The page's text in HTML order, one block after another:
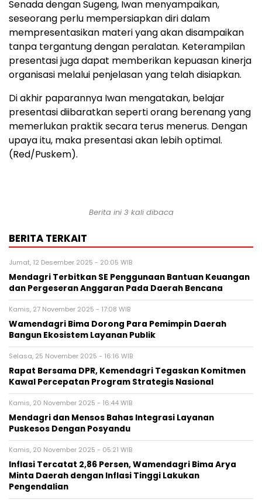
Senada dengan Sugeng, Iwan menyampaikan,
seseorang perlu mempersiapkan diri dalam
mempresentasikan materi yang akan disampaikan
tanpa tergantung dengan peralatan. Keterampilan
presentasi juga dapat memberikan kepuasan kinerja
organisasi melalui penjelasan yang telah disiapkan.
Di akhir paparannya Iwan mengatakan, belajar
presentasi diibaratkan seperti orang berenang yang
memerlukan praktik secara terus menerus. Dengan
upaya itu, maka presentasi akan lebih optimal.
(Red/Puskem).
Berita ini 3 kali dibaca
BERITA TERKAIT
Jumat, 12 Desember 2025 - 20:05 WIB
Mendagri Terbitkan SE Penggunaan Bantuan Keuangan
dan Pergeseran Anggaran Pada Daerah Bencana
Kamis, 27 November 2025 - 17:08 WIB
Wamendagri Bima Dorong Para Pemimpin Daerah
Bangun Ekosistem Layanan Publik
Selasa, 25 November 2025 - 16:16 WIB
Rapat Bersama DPR, Kemendagri Tegaskan Komitmen
Kawal Percepatan Program Strategis Nasional
Kamis, 20 November 2025 - 16:44 WIB
Mendagri dan Mensos Bahas Integrasi Layanan
Puskesos Dengan Posyandu
Kamis, 20 November 2025 - 05:21 WIB
Inflasi Tercatat 2,86 Persen, Wamendagri Bima Arya
Minta Daerah dengan Inflasi Tinggi Lakukan
Pengendalian